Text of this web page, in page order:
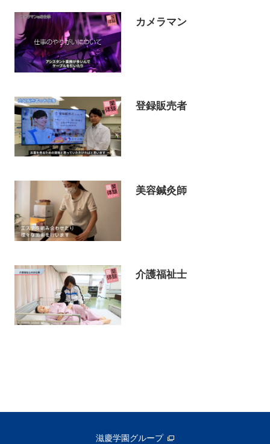
カメラマン
登録販売者
美容鍼灸師
介護福祉士
滋慶学園グループ